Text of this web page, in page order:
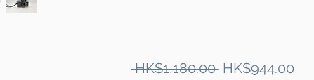
HK$1,180.00 Regular
HK$944.00Sale